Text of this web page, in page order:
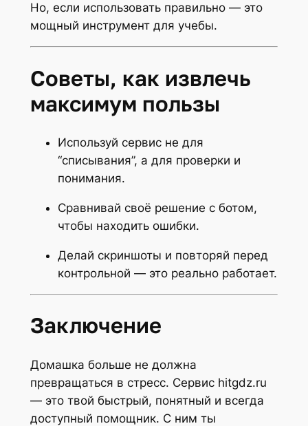
Но, если использовать правильно — это
мощный инструмент для учебы.
Советы, как извлечь
максимум пользы
Используй сервис не для
“списывания”, а для проверки и
понимания.
Сравнивай своё решение с ботом,
чтобы находить ошибки.
Делай скриншоты и повторяй перед
контрольной — это реально работает.
Заключение
Домашка больше не должна
превращаться в стресс. Сервис hitgdz.ru
— это твой быстрый, понятный и всегда
доступный помощник. С ним ты